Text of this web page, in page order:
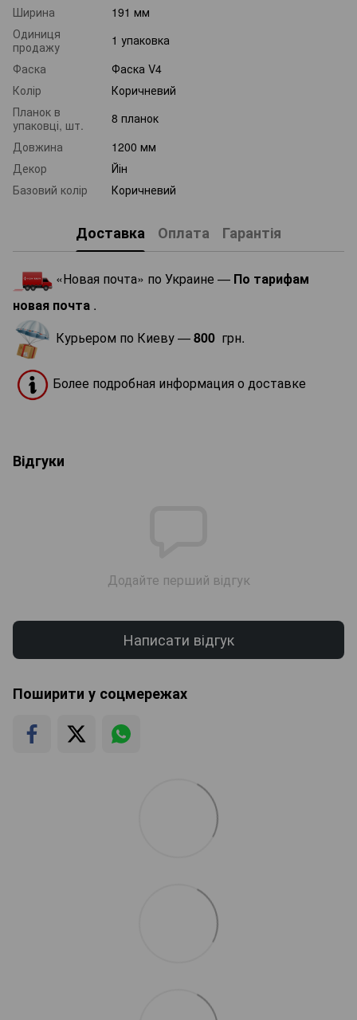
Ширина
191 мм
Одиниця
продажу
1 упаковка
Фаска
Фаска V4
Колір
Коричневий
Планок в
упаковці, шт.
8 планок
Довжина
1200 мм
Декор
Йін
Базовий колір
Коричневий
Доставка Оплата Гарантія
«Новая почта» по Украине — По тарифам
новая почта .
Курьером по Киеву —800 грн.
Более подробная информация о доставке
Відгуки
Додайте перший відгук
Написати відгук
Поширити у соцмережах